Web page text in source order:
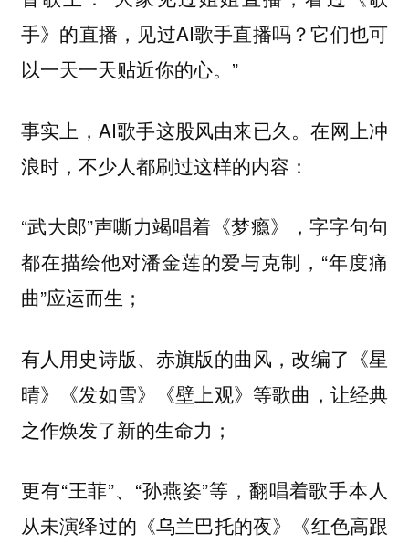
手》的直播，见过AI歌手直播吗？它们也可
以一天一天贴近你的心。”
事实上，AI歌手这股风由来已久。在网上冲
浪时，不少人都刷过这样的内容：
“武大郎”声嘶力竭唱着《梦瘾》，字字句句
都在描绘他对潘金莲的爱与克制，“年度痛
曲”应运而生；
有人用史诗版、赤旗版的曲风，改编了《星
晴》《发如雪》《壁上观》等歌曲，让经典
之作焕发了新的生命力；
更有“王菲”、“孙燕姿”等，翻唱着歌手本人
从未演绎过的《乌兰巴托的夜》《红色高跟